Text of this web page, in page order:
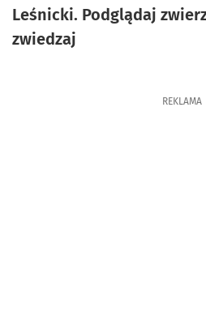
Leśnicki. Podglądaj
zwiedzaj
REKLAMA